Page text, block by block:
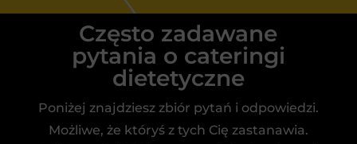
Często zadawane
pytania o cateringi
dietetyczne
Poniżej znajdziesz zbiór pytań i odpowiedzi.
Możliwe, że któryś z tych Cię zastanawia.